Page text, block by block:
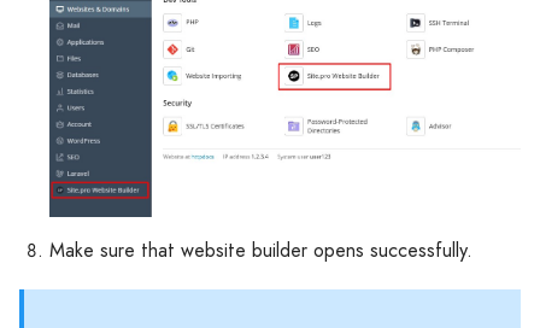
Make sure that website builder opens successfully.